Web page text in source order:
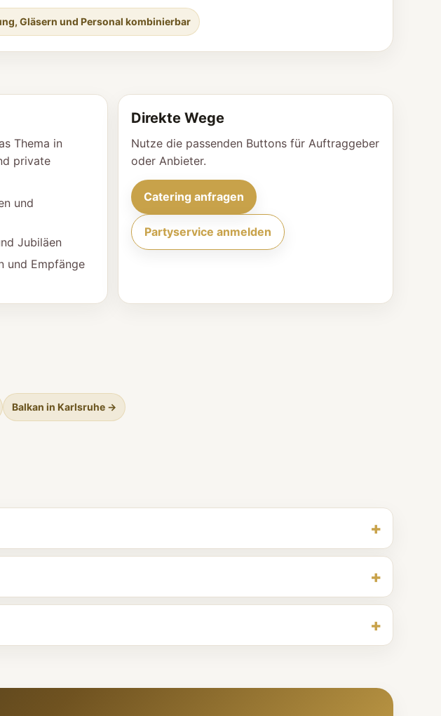
Gläsern und Personal kombinierbar
Thema in
private
und
Jubiläen
und Empfänge
Direkte Wege
Nutze die passenden Buttons für Auftraggeber
oder Anbieter.
Catering anfragen
Partyservice anmelden
Balkan in Karlsruhe →